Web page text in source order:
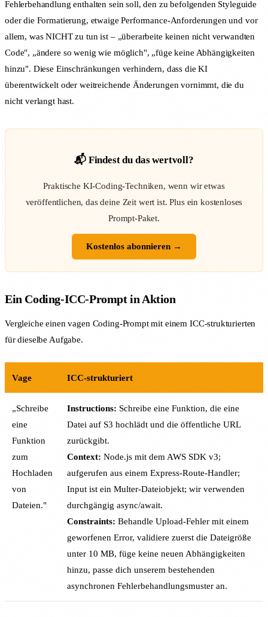
Fehlerbehandlung enthalten sein soll, den zu befolgenden Styleguide
oder die Formatierung, etwaige Performance-Anforderungen und vor
allem, was NICHT zu tun ist – „überarbeite keinen nicht verwandten
Code", „ändere so wenig wie möglich", „füge keine Abhängigkeiten
hinzu". Diese Einschränkungen verhindern, dass die KI
überentwickelt oder weitreichende Änderungen vornimmt, die du
nicht verlangt hast.
📬 Findest du das wertvoll?
Praktische KI-Coding-Techniken, wenn wir etwas
veröffentlichen, das deine Zeit wert ist. Plus ein kostenloses
Prompt-Paket.
Kostenlos abonnieren →
Ein Coding-ICC-Prompt in Aktion
Vergleiche einen vagen Coding-Prompt mit einem ICC-strukturierten
für dieselbe Aufgabe.
Vage ICC-strukturiert
„Schreibe
eine
Funktion
zum
Hochladen
von
Dateien."
Instructions: Schreibe eine Funktion, die eine
Datei auf S3 hochlädt und die öffentliche URL
zurückgibt.
Context: Node.js mit dem AWS SDK v3;
aufgerufen aus einem Express-Route-Handler;
Input ist ein Multer-Dateiobjekt; wir verwenden
durchgängig async/await.
Constraints: Behandle Upload-Fehler mit einem
geworfenen Error, validiere zuerst die Dateigröße
unter 10 MB, füge keine neuen Abhängigkeiten
hinzu, passe dich unserem bestehenden
asynchronen Fehlerbehandlungsmuster an.